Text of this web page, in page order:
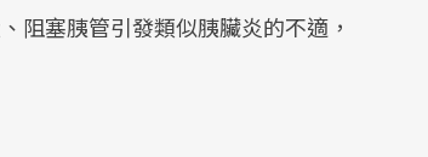
阻塞胰管引發類似胰臟炎的不適，